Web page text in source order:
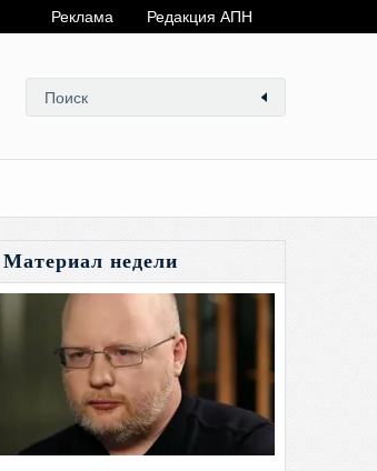
Реклама Редакция АПН
Материал недели